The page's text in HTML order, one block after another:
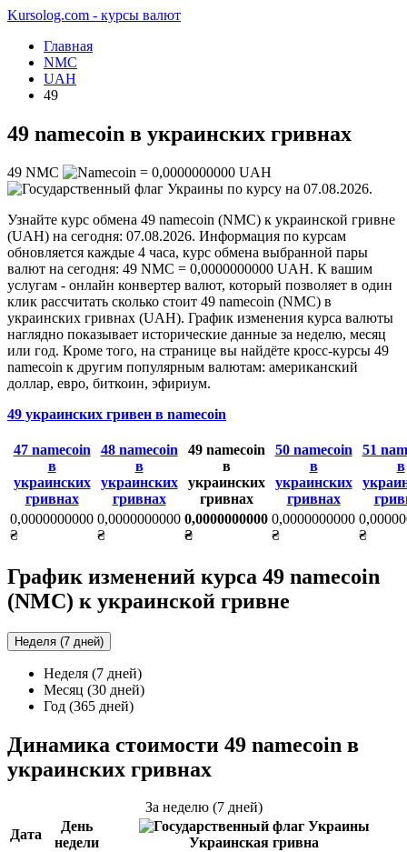
Kursolog.com - курсы валют
Главная
NMC
UAH
49
49 namecoin в украинских гривнах
49 NMC = 0,0000000000 UAH
по курсу на 07.08.2026.
Узнайте курс обмена 49 namecoin (NMC) к украинской гривне
(UAH) на сегодня: 07.08.2026. Информация по курсам
обновляется каждые 4 часа, курс обмена выбранной пары
валют на сегодня: 49 NMC = 0,0000000000 UAH. К вашим
услугам - онлайн конвертер валют, который позволяет в один
клик рассчитать сколько стоит 49 namecoin (NMC) в
украинских гривнах (UAH). График изменения курса валюты
наглядно показывает исторические данные за неделю, месяц
или год. Кроме того, на странице вы найдёте кросс-курсы 49
namecoin к другим популярным валютам: американский
доллар, евро, биткоин, эфириум.
49 украинских гривен в namecoin
47 namecoin
в
украинских
гривнах
48 namecoin
в
украинских
гривнах
49 namecoin
в
украинских
гривнах
50 namecoin
в
украинских
гривнах
51
в
0,0000000000
₴
0,0000000000
₴
0,0000000000
₴
0,0000000000
₴
₴
График изменений курса 49 namecoin
(NMC) к украинской гривне
Неделя (7 дней)
Неделя (7 дней)
Месяц (30 дней)
Год (365 дней)
Динамика стоимости 49 namecoin в
украинских гривнах
За неделю (7 дней)
Дата
День
недели
Украинская гривна